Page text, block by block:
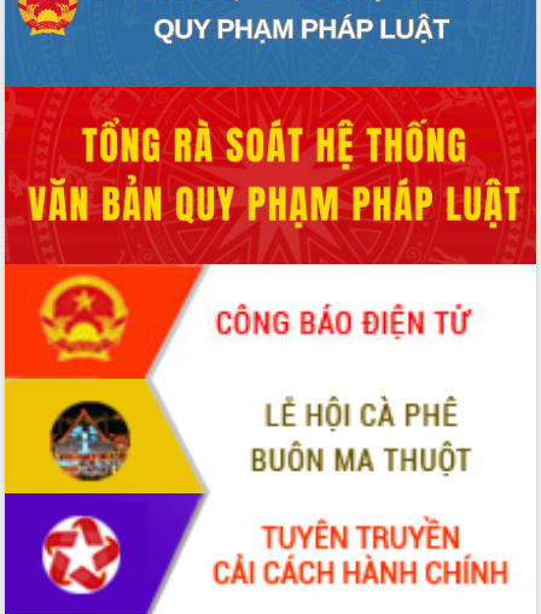
Tổ chức trang trọng Lễ hội Đền thờ
Lương Văn Chánh năm 2026
Huy giữ chức Bí thư Đảng ủy Ủy Ban
Nhân dân tỉnh
Bệnh án điện tử thúc đẩy chuyển đổi
số y tế tại Đắk Lắk
Chuyển đổi số thư viện: Mở rộng
không gian tri thức trong thời đại số
Đánh giá, rút kinh nghiệm công tác tổ
chức diễn tập trước ngày bầu cử
Chương trình “Gặp gỡ hữu nghị –
Friendship Meeting New Year 2026”
Bầu cử Quốc hội và HĐND: Cử tri Đắk
Lắk gửi gắm niềm tin, kỳ vọng vào lá
phiếu
Đắk Lắk sẵn sàng các điều kiện cho
Ngày hội bầu cử đại biểu Quốc hội
khóa XVI và HĐND các cấp nhiệm kỳ
2026-2031
Đảm bảo cuộc bầu cử đại biểu Quốc
hội và đại biểu HĐND các cấp diễn ra
an toàn, hiệu quả, đúng quy định